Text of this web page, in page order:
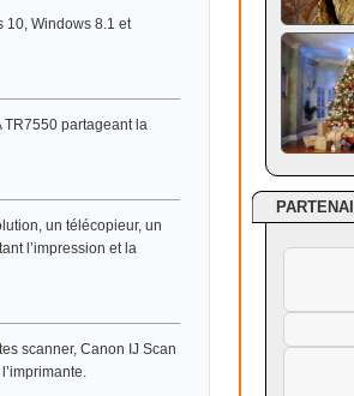
10, Windows 8.1 et
TR7550 partageant la
un télécopieur, un
l’impression et la
scanner, Canon IJ Scan